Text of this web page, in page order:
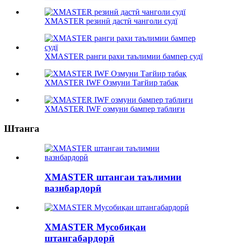
XMASTER резинӣ дастӣ чанголи судї
XMASTER ранги рахи таълимии бампер судї
XMASTER IWF Озмуни Тағйир табақ
XMASTER IWF озмуни бампер таблиғи
Штанга
XMASTER штангаи таълимии
вазнбардорӣ
XMASTER Мусобиқаи
штангабардорӣ